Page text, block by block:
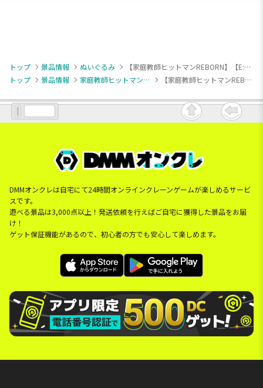
トップ 景品情報 ぬいぐるみ
【家庭教師ヒットマンREBORN】【E:XANXUS】ぷちっしゅ！ 家庭教師ヒットマンREBORN!
トップ
景品情報 家庭教師ヒットマンREBORN 【家庭教師ヒットマンREBORN】【E:XANXUS】ぷちっしゅ！ 家庭教師ヒットマンREBORN!
DMMオンクレは自宅にて24時間オンラインクレーンゲームが楽しめるサービ
スです。
遊べる景品は3,000点以上！発送依頼を行えばご自宅に獲得した景品をお届
け！
ゲット保証機能があるので、初心者の方でも安心して楽しめます。